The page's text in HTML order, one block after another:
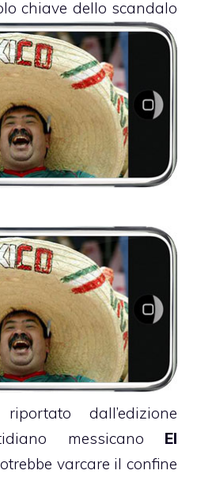
chiave dello scandalo
che a un “povero”
dall’edizione
messicano El
varcare il confine